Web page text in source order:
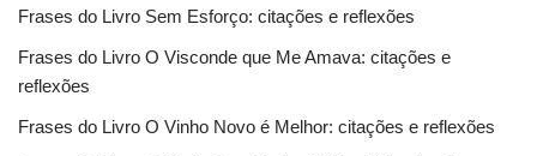
Frases do Livro Sem Esforço: citações e reflexões
Frases do Livro O Visconde que Me Amava: citações e
reflexões
Frases do Livro O Vinho Novo é Melhor: citações e reflexões